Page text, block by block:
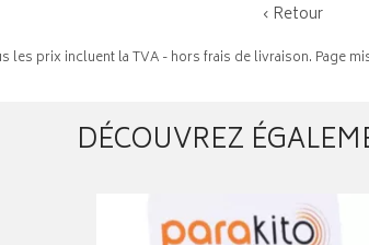
‹ Retour
les prix incluent la TVA - hors frais de livraison. Page
DÉCOUVREZ